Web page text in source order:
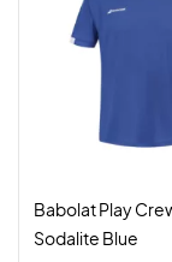
Babolat Play
Sodalite Blue